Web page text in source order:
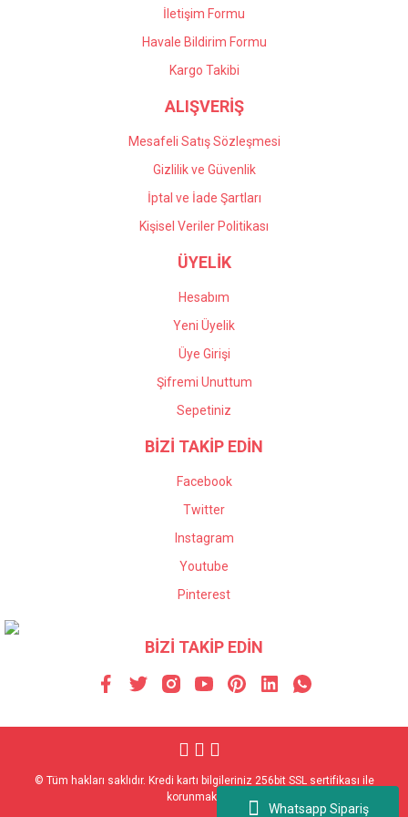
Whatsapp Sipariş
Gönder
İletişim Formu
Havale Bildirim Formu
Kargo Takibi
ALIŞVERİŞ
Mesafeli Satış Sözleşmesi
Gizlilik ve Güvenlik
İptal ve İade Şartları
Kişisel Veriler Politikası
ÜYELİK
Hesabım
Yeni Üyelik
Üye Girişi
Şifremi Unuttum
Sepetiniz
BİZİ TAKİP EDİN
Facebook
Twitter
Instagram
Youtube
Pinterest
BİZİ TAKİP EDİN
© Tüm hakları saklıdır. Kredi kartı bilgileriniz 256bit SSL sertifikası ile
korunmaktadır.